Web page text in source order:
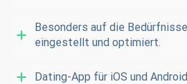
Besonders auf die
eingestellt und optimiert.
Dating-App für iOS und